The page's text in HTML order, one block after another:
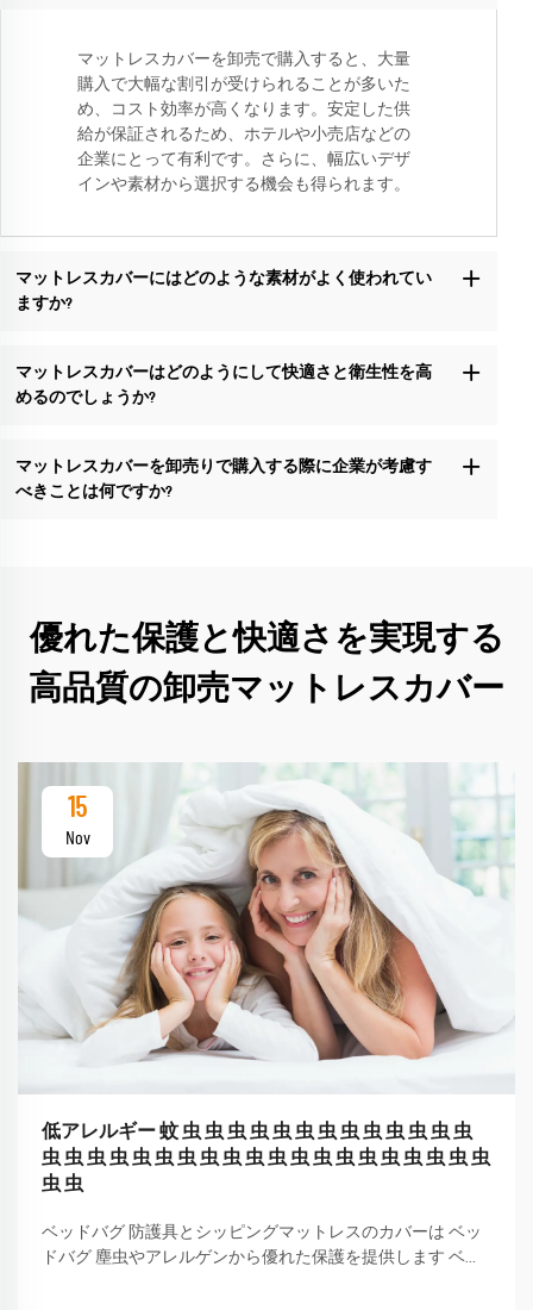
マットレスカバーを卸売で購入すると、大量
購入で大幅な割引が受けられることが多いた
め、コスト効率が高くなります。安定した供
給が保証されるため、ホテルや小売店などの
企業にとって有利です。さらに、幅広いデザ
インや素材から選択する機会も得られます。
マットレスカバーにはどのような素材がよく使われてい
ますか?
マットレスカバーはどのようにして快適さと衛生性を高
めるのでしょうか?
マットレスカバーを卸売りで購入する際に企業が考慮す
べきことは何ですか?
優れた保護と快適さを実現する
高品質の卸売マットレスカバー
15
Nov
低アレルギー 蚊 虫 虫 虫 虫 虫 虫 虫 虫 虫 虫 虫 虫 虫
虫 虫 虫 虫 虫 虫 虫 虫 虫 虫 虫 虫 虫 虫 虫 虫 虫 虫 虫 虫
虫 虫
ベッドバグ 防護具とシッピングマットレスのカバーは ベッ
ドバグ 塵虫やアレルゲンから優れた保護を提供します ベッ